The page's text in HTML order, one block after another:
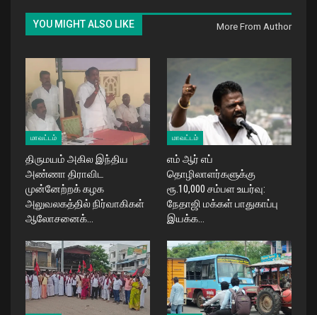
YOU MIGHT ALSO LIKE More From Author
மாவட்டம்
திருமயம் அகில இந்திய
அண்ணா திராவிட
முன்னேற்றக் கழக
அலுவலகத்தில் நிர்வாகிகள்
ஆலோசனைக்…
மாவட்டம்
எம் ஆர் எப்
தொழிலாளர்களுக்கு
ரூ.10,000 சம்பள உயர்வு:
நேதாஜி மக்கள் பாதுகாப்பு
இயக்க…